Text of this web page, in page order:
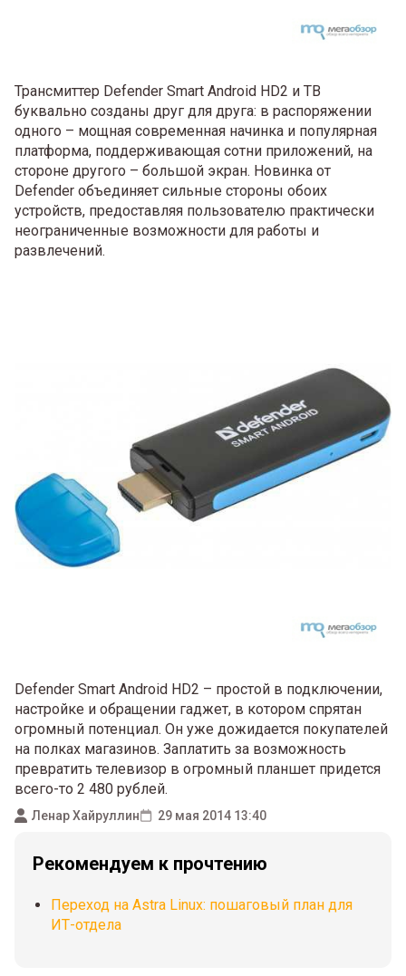
Трансмиттер Defender Smart Android HD2 и ТВ
буквально созданы друг для друга: в распоряжении
одного – мощная современная начинка и популярная
платформа, поддерживающая сотни приложений, на
стороне другого – большой экран. Новинка от
Defender объединяет сильные стороны обоих
устройств, предоставляя пользователю практически
неограниченные возможности для работы и
развлечений.
Defender Smart Android HD2 – простой в подключении,
настройке и обращении гаджет, в котором спрятан
огромный потенциал. Он уже дожидается покупателей
на полках магазинов. Заплатить за возможность
превратить телевизор в огромный планшет придется
всего-то 2 480 рублей.
Ленар Хайруллин 29 мая 2014 13:40
Рекомендуем к прочтению
Переход на Astra Linux: пошаговый план для
ИТ-отдела